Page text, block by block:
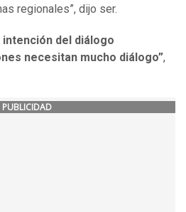
regionales”, dijo ser.
del diálogo
necesitan mucho diálogo”,
PUBLICIDAD